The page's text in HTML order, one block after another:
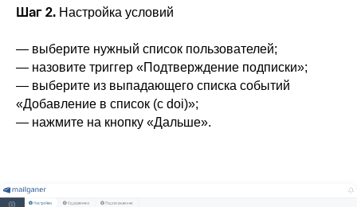
Шаг 2. Настройка условий
— выберите нужный список пользователей;
— назовите триггер «Подтверждение подписки»;
— выберите из выпадающего списка событий
«Добавление в список (с doi)»;
— нажмите на кнопку «Дальше».